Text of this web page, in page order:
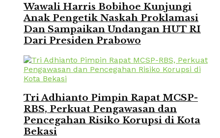
Wawali Harris Bobihoe Kunjungi
Anak Pengetik Naskah Proklamasi
Dan Sampaikan Undangan HUT RI
Dari Presiden Prabowo
Tri Adhianto Pimpin Rapat MCSP-
RBS, Perkuat Pengawasan dan
Pencegahan Risiko Korupsi di Kota
Bekasi